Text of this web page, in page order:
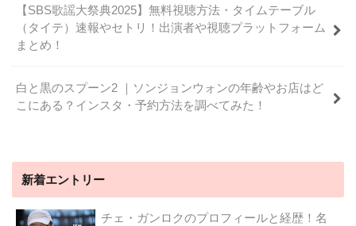
【SBS歌謡大祭典2025】無料視聴方法・タイムテーブル
（タイテ）速報やセトリ！出演者や視聴プラットフォーム
まとめ！
白と黒のスプーン2 ｜ソンジョンウォンの年齢やお店はど
こにある？インスタ・予約方法を調べてみた！
新着エントリー
チェ・ガンロクのプロフィールと経歴！名